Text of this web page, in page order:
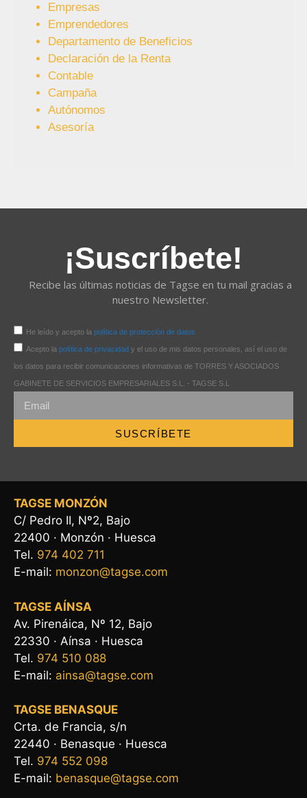
Empresas
Emprendedores
Departamento de Beneficios
Declaración de la Renta
Contable
Campaña
Autónomos
Asesoría
¡Suscríbete!
Recibe las últimas noticias de Tagse en tu mail gracias a
nuestro Newsletter.
He leído y acepto la política de protección de datos
Acepto la política de privacidad y el uso de mis datos personales, así el uso de
los datos para recibir comunicaciones informativas de TORRES Y ASOCIADOS
GABINETE DE SERVICIOS EMPRESARIALES S.L. - TAGSE S.L
SUSCRÍBETE
TAGSE MONZÓN
C/ Pedro II, Nº2, Bajo
22400 · Monzón · Huesca
Tel. 974 402 711
E-mail: monzon@tagse.com
TAGSE AÍNSA
Av. Pirenáica, Nº 12, Bajo
22330 · Aínsa · Huesca
Tel. 974 510 088
E-mail: ainsa@tagse.com
TAGSE BENASQUE
Crta. de Francia, s/n
22440 · Benasque · Huesca
Tel. 974 552 098
E-mail: benasque@tagse.com